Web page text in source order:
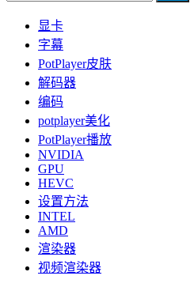
显卡
字幕
PotPlayer皮肤
解码器
编码
potplayer美化
PotPlayer播放
NVIDIA
GPU
HEVC
设置方法
INTEL
AMD
渲染器
视频渲染器